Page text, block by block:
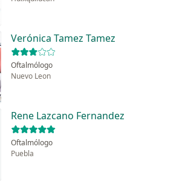
Verónica Tamez Tamez
Oftalmólogo
Nuevo Leon
Rene Lazcano Fernandez
Oftalmólogo
Puebla